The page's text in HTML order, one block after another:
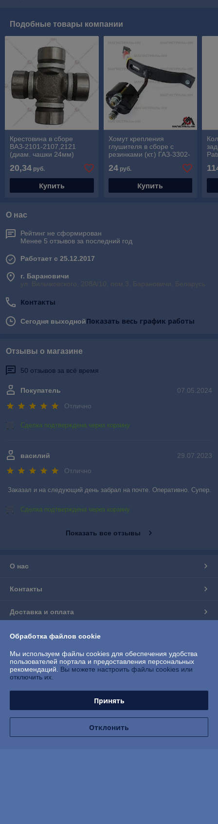
Подобные товары компании
Крестовина в сборе
ВАЗ-2101-2107,2121
(диам. чашки 24мм)
20,34 руб.
Купить
Хомут крепления
глушителя в сборе с
резинками (кт.) ГАЗ-3302-
24руб.
Купить
О нас
Рейтинг не сформирован
Менее 5 отзывов за последний год
Работает с 25.12.2017
г. Барановичи
ул. Вильчковского, 208А/10, пом.3, Барановичи, Беларусь
Контакты
Сегодня выходнойПоказать весь график работы
Отзывы о магазине
50 отзывов за всё время
07.05.2024
Покупатель
Отлично
Сделка подтверждена через корзину
29.07.2023
василий
Отлично
Заказал и на следующий день забрал на почте. Оперативно. Супер.
Сделка подтверждена через корзину
Показать все отзывы
О нас
Контакты
Доставка и оплата
График работы
Полная версия сайта
Политика обработки cookies
Сайт создан на платформе Deal.by
Обработка файлов cookie
Мы используем файлы cookies для обеспечения удобства
пользователей портала и предоставления персональных
рекомендаций. Вы можете настроить файлы cookies или
отключить их.
Принять
Отклонить